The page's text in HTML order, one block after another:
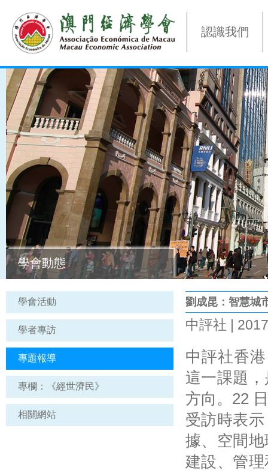
認識我們
學會動態
學會活動
學者專訪
專題報導
專欄：《經世濟民》
相關網站
劉成昆：智慧城
中評社 |
中評社香
這一課題
方向。22
受訪時表
據、空間
建設、管